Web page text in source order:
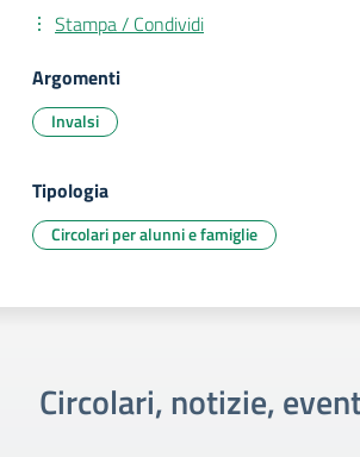
Stampa / Condividi
Argomenti
Invalsi
Tipologia
Circolari per alunni e famiglie
Circolari, notizie,